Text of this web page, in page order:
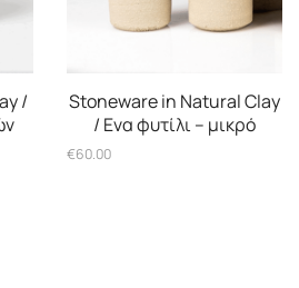
/
Stoneware in Natural Clay
/ Ενα φυτίλι – μικρό
€60.00